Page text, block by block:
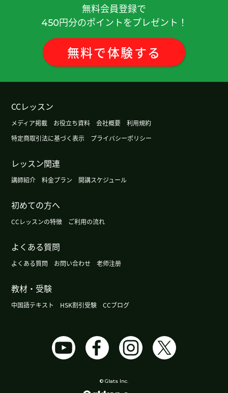
( 50代 男性 )
课见！( 50代 男性 )
今天辛苦了～，下节课见。
保护和保障消费者权益本來是件好事，但最近却出
现了过度保护的情况，导致对企业而言变得不公平
我也觉得这件事件平台方肯定也有问题。我一直认
钱的制度确实存在问题。
日本电动汽车的普及率目前仍仅为2%至3%左右。
课再见。
大阪很热闹的地方是梅田和难波。现在外国的游客
下课后我一直在寻找以左手为主角的场面。但是我
可能睡不着。谢谢老师，下次见！
無料会員登録で
450円分のポイントをプレゼント！
無料で体験する
CCレッスン
メディア掲載 お役立ち資料 会社概要
利用規約
特定商取引法に基づく表示
プライバシーポリシー
レッスン関連
講師紹介 料金プラン 開講スケジュール
初めての方へ
CCレッスンの特徴 ご利用の流れ
よくある質問
よくある質問 お問い合わせ 老师注册
教材・受験
中国語テキスト HSK割引受験 CCブログ
© Glats Inc.